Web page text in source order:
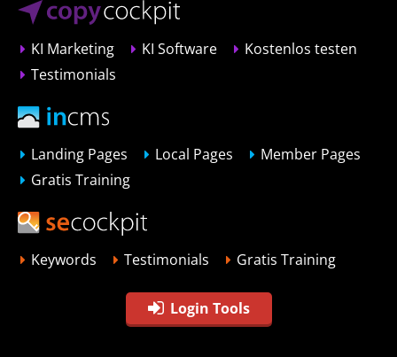
KI Marketing KI Software
Kostenlos testen
Testimonials
Landing Pages Local Pages
Member Pages
Gratis Training
Keywords Testimonials Gratis Training
Login Tools